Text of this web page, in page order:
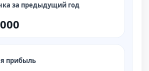
за предыдущий год
прибыль